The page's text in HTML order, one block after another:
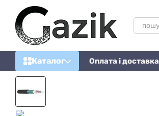
Перейти до основного контенту
Каталог Оплата і доставка